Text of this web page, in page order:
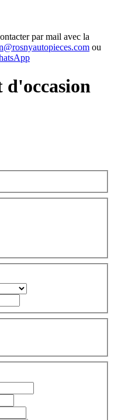
par mail avec la
ou
d'occasion